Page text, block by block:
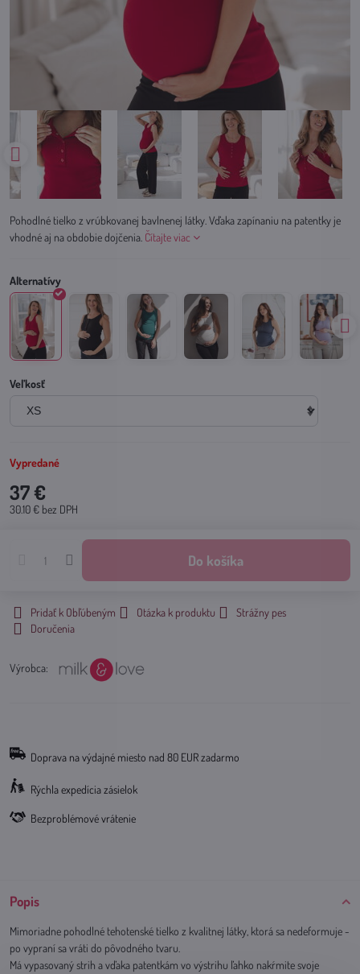
Pohodlné tielko z vrúbkovanej bavlnenej látky. Vďaka zapínaniu na patentky je
vhodné aj na obdobie dojčenia. Čítajte viac
Veľkosť
Vypredané
37 €
30.10 € bez DPH
Do košíka
Pridať k Obľúbeným Otázka k produktu
Strážny pes
Doručenia
Výrobca:
Doprava na výdajné miesto nad 80 EUR zadarmo
Rýchla expedícia zásielok
Bezproblémové vrátenie
Popis
Mimoriadne pohodlné tehotenské tielko z kvalitnej látky, ktorá sa nedeformuje -
po vypraní sa vráti do pôvodného tvaru.
Má vypasovaný strih a vďaka patentkám vo výstrihu ľahko nakŕmite svoje